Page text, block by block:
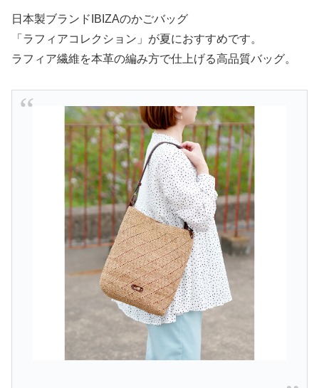
日本製ブランドIBIZAのかごバッグ
「ラフィアコレクション」が夏におすすめです。
ラフィア繊維を本革の編み方で仕上げる高品質バッグ。